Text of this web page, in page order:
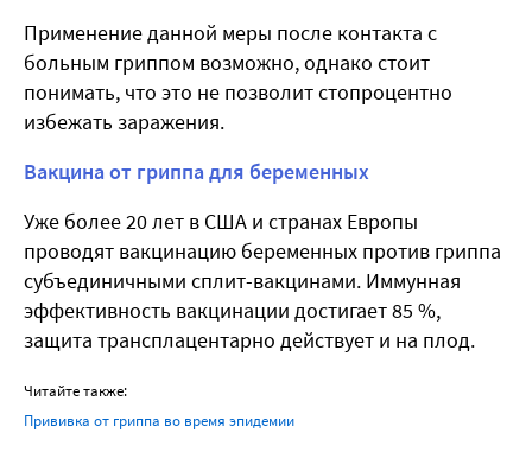
Применение данной меры после контакта с
больным гриппом возможно, однако стоит
понимать, что это не позволит стопроцентно
избежать заражения.
Вакцина от гриппа для беременных
Уже более 20 лет в США и странах Европы
проводят вакцинацию беременных против гриппа
субъединичными сплит-вакцинами. Иммунная
эффективность вакцинации достигает 85 %,
защита трансплацентарно действует и на плод.
Читайте также:
Прививка от гриппа во время эпидемии